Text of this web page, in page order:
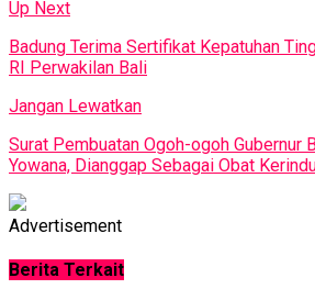
Up Next
Badung Terima Sertifikat Kepatuhan
RI Perwakilan Bali
Jangan Lewatkan
Surat Pembuatan Ogoh-ogoh Gubernur
Yowana, Dianggap Sebagai Obat
Advertisement
Berita Terkait